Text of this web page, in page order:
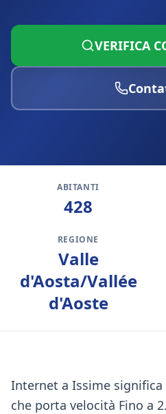
VERIFICA
ABITANTI
428
REGIONE
Valle
d'Aosta/Vallée
d'Aoste
Internet a Issime significa
che porta velocità Fino a